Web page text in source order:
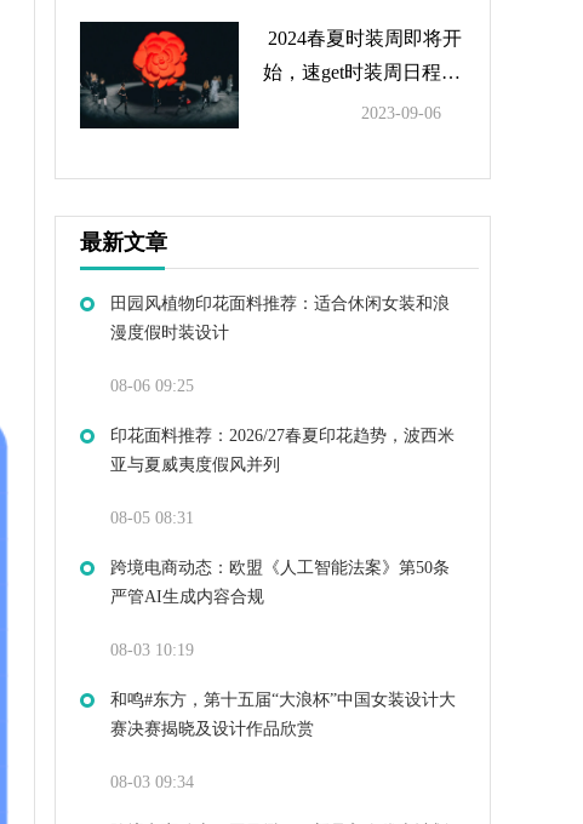
始，速get时装周日程及
2023-09-06
最新文章
田园风植物印花面料推荐：适合休闲女装和浪
漫度假时装设计
08-06 09:25
印花面料推荐：2026/27春夏印花趋势，波西米
亚与夏威夷度假风并列
08-05 08:31
跨境电商动态：欧盟《人工智能法案》第50条
严管AI生成内容合规
08-03 10:19
和鸣#东方，第十五届“大浪杯”中国女装设计大
赛决赛揭晓及设计作品欣赏
08-03 09:34